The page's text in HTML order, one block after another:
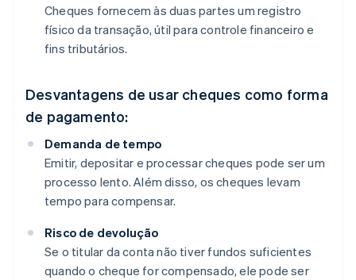
Cheques fornecem às duas partes um registro
físico da transação, útil para controle financeiro e
fins tributários.
Desvantagens de usar cheques como forma
de pagamento:
Demanda de tempo
Emitir, depositar e processar cheques pode ser um
processo lento. Além disso, os cheques levam
tempo para compensar.
Risco de devolução
Se o titular da conta não tiver fundos suficientes
quando o cheque for compensado, ele pode ser